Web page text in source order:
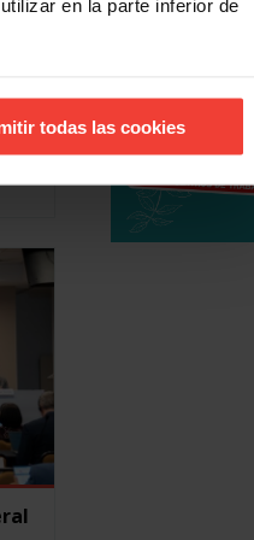
en la parte inferior de
todas las cookies
las